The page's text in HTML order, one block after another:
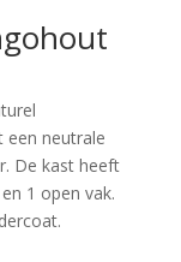
neutrale
De kast heeft
1 open vak.